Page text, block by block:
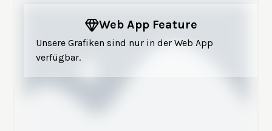
Web App Feature
Unsere Grafiken sind nur in der Web App
verfügbar.